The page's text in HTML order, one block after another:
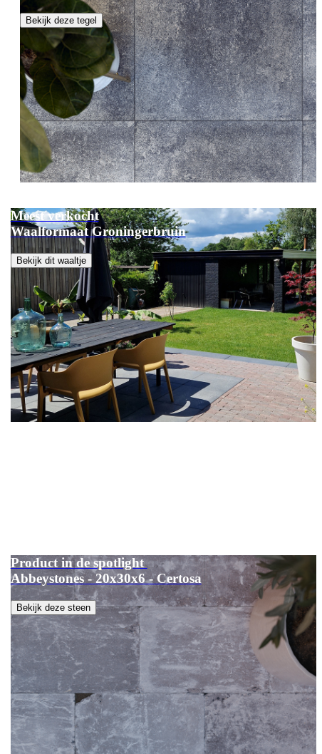
Bekijk deze tegel
Meest verkocht
Waalformaat Groningerbruin
Bekijk dit waaltje
Product in de spotlight
Abbeystones - 20x30x6 - Certosa
Bekijk deze steen